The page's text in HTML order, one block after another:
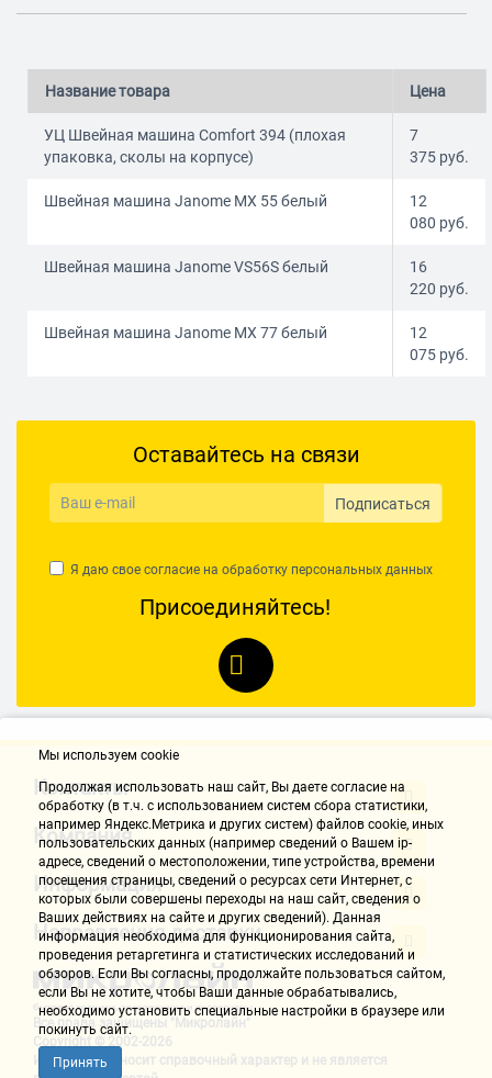
Название товара Цена
УЦ Швейная машина Comfort 394 (плохая
упаковка, сколы на корпусе)
7
375 руб.
Швейная машина Janome MX 55 белый
12
080 руб.
Швейная машина Janome VS56S белый
16
220 руб.
Швейная машина Janome MX 77 белый
12
075 руб.
Оставайтесь на связи
Подписаться
Я даю свое согласие на обработку персональных данных
Присоединяйтесь!
Контакты
Компания
Информация
Направления доставки
Все права защищены "Микролайн"
Copyright © 2002-2026
Информация носит справочный характер и не является
Мы используем cookie
Продолжая использовать наш cайт, Вы даете согласие на
обработку (в т.ч. с использованием систем сбора статистики,
например Яндекс.Метрика и других систем) файлов cookie, иных
пользовательских данных (например сведений о Вашем ip-
адресе, сведений о местоположении, типе устройства, времени
посещения страницы, сведений о ресурсах сети Интернет, с
которых были совершены переходы на наш сайт, сведения о
Ваших действиях на сайте и других сведений). Данная
информация необходима для функционирования сайта,
проведения ретаргетинга и статистических исследований и
обзоров. Если Вы согласны, продолжайте пользоваться сайтом,
если Вы не хотите, чтобы Ваши данные обрабатывались,
необходимо установить специальные настройки в браузере или
покинуть сайт.
Принять